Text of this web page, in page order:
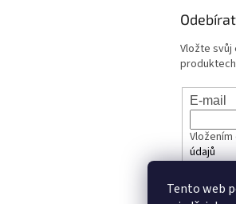
Tento web
Vložte svůj
E-mail
údajů